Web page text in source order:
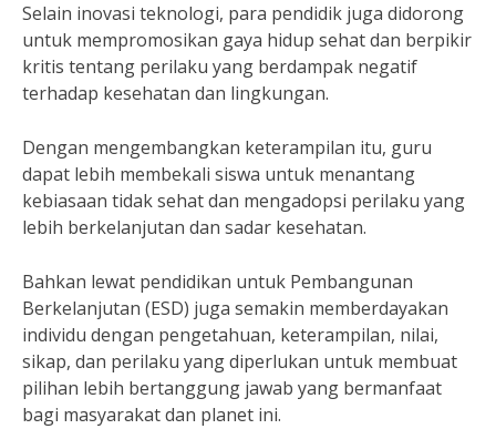
Selain inovasi teknologi, para pendidik juga didorong
untuk mempromosikan gaya hidup sehat dan berpikir
kritis tentang perilaku yang berdampak negatif
terhadap kesehatan dan lingkungan.
Dengan mengembangkan keterampilan itu, guru
dapat lebih membekali siswa untuk menantang
kebiasaan tidak sehat dan mengadopsi perilaku yang
lebih berkelanjutan dan sadar kesehatan.
Bahkan lewat pendidikan untuk Pembangunan
Berkelanjutan (ESD) juga semakin memberdayakan
individu dengan pengetahuan, keterampilan, nilai,
sikap, dan perilaku yang diperlukan untuk membuat
pilihan lebih bertanggung jawab yang bermanfaat
bagi masyarakat dan planet ini.